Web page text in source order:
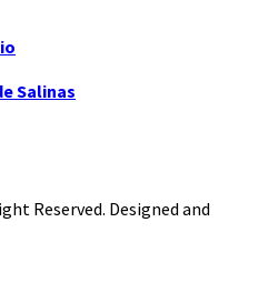
Salinas
Reserved. Designed and